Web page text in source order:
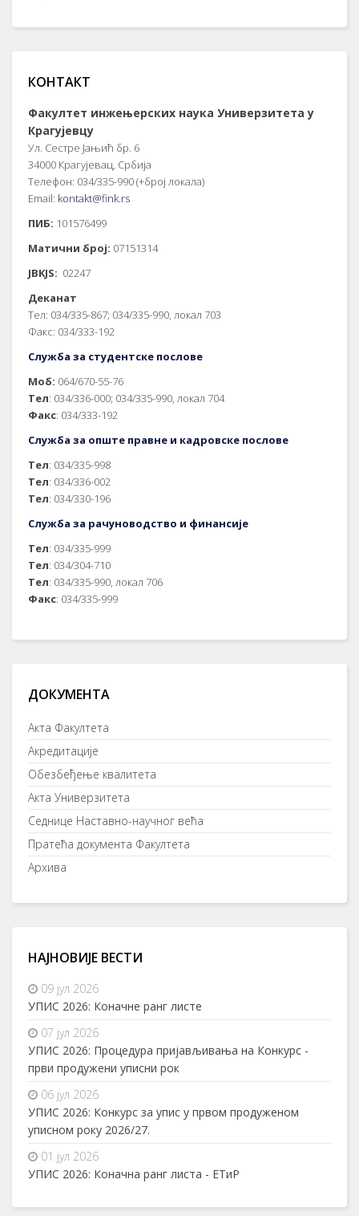
КОНТАКТ
Факултет инжењерских наука Универзитета у
Крагујевцу
Ул. Сестре Јањић бр. 6
34000 Крагујевац, Србија
Телефон: 034/335-990 (+број локала)
Email: kontakt@fink.rs
ПИБ: 101576499
Матични број: 07151314
JBKJS: 02247
Деканат
Тел: 034/335-867; 034/335-990, локал 703
Факс: 034/333-192
Служба за студентске послове
Моб: 064/670-55-76
Тел: 034/336-000; 034/335-990, локал 704
Факс: 034/333-192
Служба за опште правне и кадровске послове
Тел: 034/335-998
Тел: 034/336-002
Тел: 034/330-196
Служба за рачуноводство и финансије
Тел: 034/335-999
Тел: 034/304-710
Тел: 034/335-990, локал 706
Факс: 034/335-999
ДОКУМЕНТА
Акта Факултета
Акредитације
Обезбеђење квалитета
Акта Универзитета
Седнице Наставно-научног већа
Пратећа документа Факултета
Архива
НАЈНОВИЈЕ ВЕСТИ
09 јул 2026
УПИС 2026: Коначне ранг листе
07 јул 2026
УПИС 2026: Процедура пријављивања на Конкурс -
први продужени уписни рок
06 јул 2026
УПИС 2026: Конкурс за упис у првом продуженом
уписном року 2026/27.
01 јул 2026
УПИС 2026: Коначна ранг листа - ЕТиР